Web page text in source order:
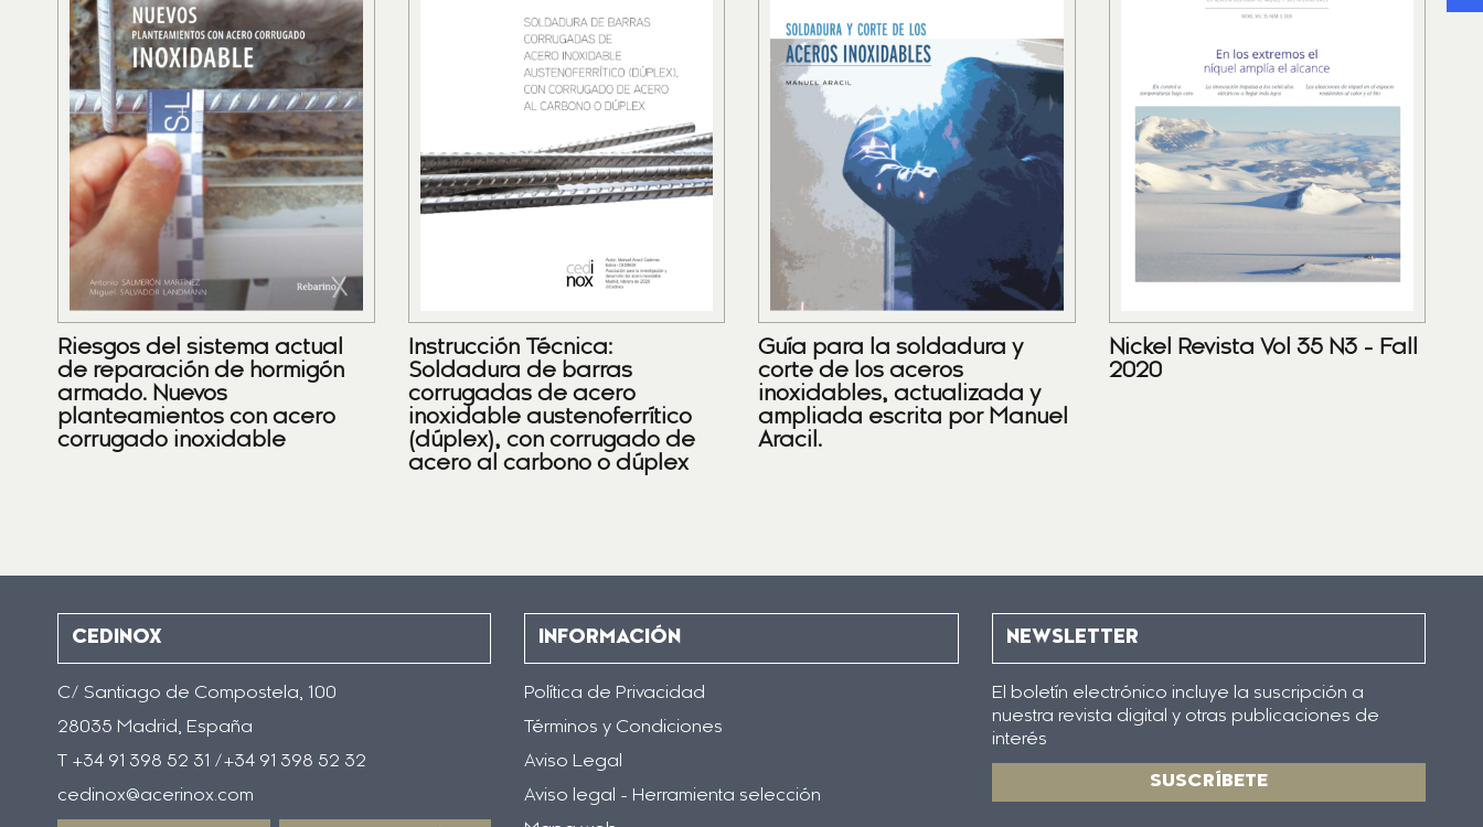
Riesgos del sistema actual
de reparación de hormigón
armado. Nuevos
planteamientos con acero
corrugado inoxidable
Instrucción Técnica:
Soldadura de barras
corrugadas de acero
inoxidable austenoferrítico
(dúplex), con corrugado de
acero al carbono o dúplex
Guía para la soldadura y
corte de los aceros
inoxidables, actualizada y
ampliada escrita por Manuel
Aracil.
Nickel Revista Vol 35 N3 - Fall
2020
CEDINOX
C/ Santiago de Compostela, 100
28035 Madrid, España
T +34 91 398 52 31 /+34 91 398 52 32
cedinox@acerinox.com
INFORMACIÓN
Política de Privacidad
Términos y Condiciones
Aviso Legal
Aviso legal - Herramienta selección
NEWSLETTER
El boletín electrónico incluye la suscripción a
nuestra revista digital y otras publicaciones de
interés
SUSCRÍBETE